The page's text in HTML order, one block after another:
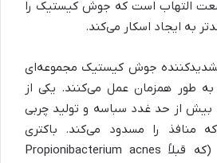
التهاب است که جوش کیستیک را
به ایجاد اسکار می‌کند.
جوش کیستیک مجموعه‌ای
به طور همزمان عمل می‌کنند. یکی از
بیش از حد غدد سباسه و تولید چربی
منافذ را مسدود می‌کند. باکتری
(که قبلاً Propionibacterium acnes